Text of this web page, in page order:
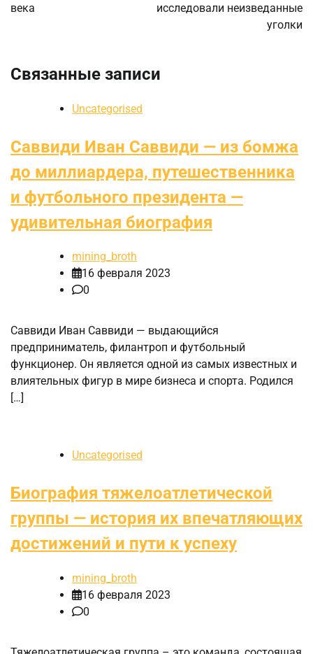
века
исследовали неизведанные
уголки
Связанные записи
Uncategorised
Саввиди Иван Саввиди — из бомжа
до миллиардера, путешественника
и футбольного президента —
удивительная биография
mining_broth
16 февраля 2023
0
Саввиди Иван Саввиди — выдающийся
предприниматель, филантроп и футбольный
функционер. Он является одной из самых известных и
влиятельных фигур в мире бизнеса и спорта. Родился
[…]
Uncategorised
Биография тяжелоатлетической
группы — история их впечатляющих
достижений и пути к успеху
mining_broth
16 февраля 2023
0